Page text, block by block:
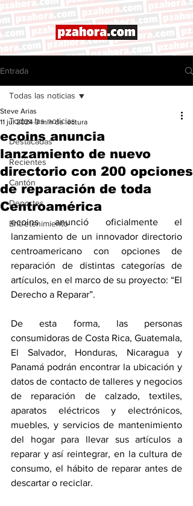
Entrada
Todas las noticias
Destacadas
Recientes
Cantón
Deportes
Entretenimiento
Todas las noticias
ecoins anuncia
lanzamiento de nuevo
directorio con 200 opciones
de reparación de toda
Centroamérica
Steve Arias
11 jul 2024 3 min de lectura
ecoins anunció oficialmente el
lanzamiento de un innovador directorio
centroamericano con opciones de
reparación de distintas categorías de
artículos, en el marco de su proyecto: “El
Derecho a Reparar”.
De esta forma, las personas
consumidoras de Costa Rica, Guatemala,
El Salvador, Honduras, Nicaragua y
Panamá podrán encontrar la ubicación y
datos de contacto de talleres y negocios
de reparación de calzado, textiles,
aparatos eléctricos y electrónicos,
muebles, y servicios de mantenimiento
del hogar para llevar sus artículos a
reparar y así reintegrar, en la cultura de
consumo, el hábito de reparar antes de
descartar o reciclar.